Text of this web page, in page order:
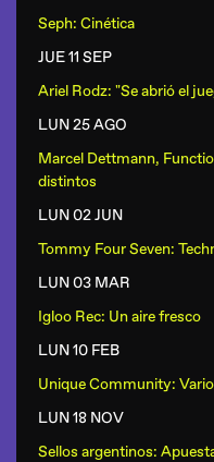
Seph: Cinética
JUE 11 SEP
Ariel Rodz: "Se abrió el
LUN 25 AGO
Marcel Dettmann,
distintos
LUN 02 JUN
Tommy Four Seven:
LUN 03 MAR
Igloo Rec: Un aire fresco
LUN 10 FEB
Unique Community:
LUN 18 NOV
Sellos argentinos: